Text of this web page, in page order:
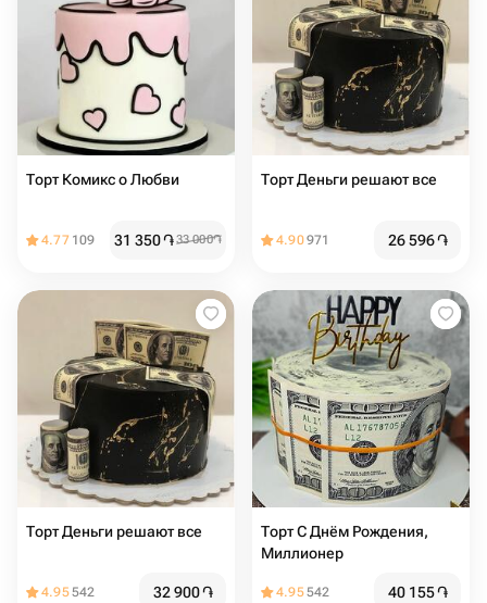
Торт Комикс о Любви
4.77 109 31 350֏33 000֏
Торт Деньги решают все
4.90971 26 596֏
Торт Деньги решают все
4.95542 32 900֏
Торт С Днём Рождения,
Миллионер
4.95542 40 155֏